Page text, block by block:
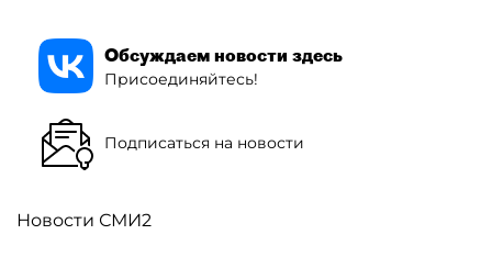
Обсуждаем новости здесь
Присоединяйтесь!
Подписаться на новости
Новости СМИ2